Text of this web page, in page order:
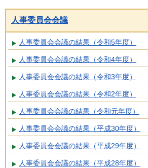
人事委員会会議
人事委員会会議の結果（令和5年度）
人事委員会会議の結果（令和4年度）
人事委員会会議の結果（令和3年度）
人事委員会会議の結果（令和2年度）
人事委員会会議の結果（令和元年度）
人事委員会会議の結果（平成30年度）
人事委員会会議の結果（平成29年度）
人事委員会会議の結果（平成28年度）